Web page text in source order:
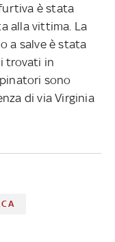
è stata
alla vittima. La
a salve è stata
trovati in
sono
di via Virginia